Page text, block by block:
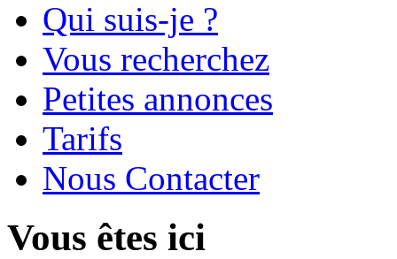
Qui suis-je ?
Vous recherchez
Petites annonces
Tarifs
Nous Contacter
Vous êtes ici